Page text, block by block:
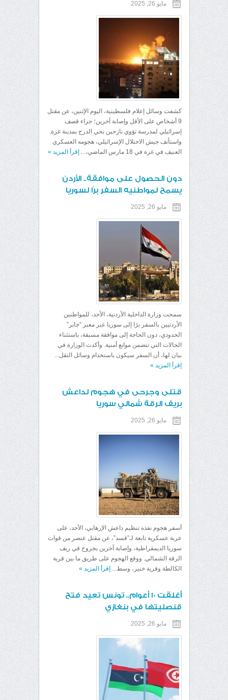
مايو 26, 2025
كشفت وسائل إعلام فلسطينية، اليوم الإثنين، عن مقتل
9 أشخاص على الأقل وإصابة آخرين؛ جراء قصف
إسرائيلي لمدرسة تؤوي نازحين بحي الدرج بمدينة غزة.
واستأنف جيش الاحتلال الإسرائيلي، هجومه العسكري
العنيف في غزة في 18 مارس الماضي،...
إقرأ المزيد »
دون الحصول على موافقة.. الأردن
يسمح لمواطنيه السفر برًا لسوريا
مايو 26, 2025
سمحت وزارة الداخلية الأردنية، الأحد، للمواطنين
الأردنيين بالسفر برًا إلى سوريا عبر معبر “جابر”
الحدودي، دون الحاجة إلى موافقة مسبقة، باستثناء
الحالات التي تتضمن موانع أمنية. وأكدت الوزارة في
بيان لها، أن السفر سيكون باستخدام وسائل النقل...
إقرأ المزيد »
قتلى وجرحى في هجوم لداعش
بريف الرقة شمالي سوريا
مايو 26, 2025
أسفر هجوم نفذه تنظيم داعش الإرهابي، الأحد، على
عربة عسكرية تابعة لـ”قسد”، عن مقتل عنصر من قوات
سوريا الديمقراطية، وإصابة آخرين بجروح في ريف
الرقة الشمالي. ووقع الهجوم على طريق ما بين قرية
الكالطة وقرية خنيز، وسط... إقرأ المزيد »
أُغلقت 10 أعوام.. تونس تعيد فتح
قنصليتها في بنغازي
مايو 26, 2025